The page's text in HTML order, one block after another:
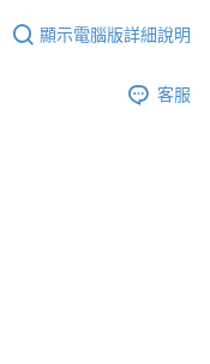
顯示電腦版詳細說明
客服